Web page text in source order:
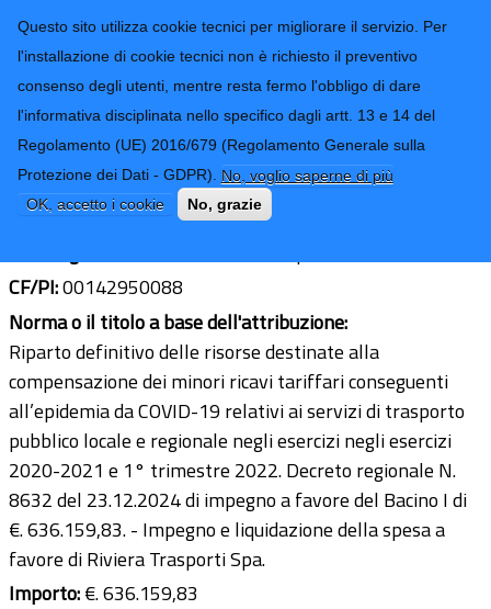
Questo sito utilizza cookie tecnici per migliorare il servizio. Per
l'installazione di cookie tecnici non è richiesto il preventivo
consenso degli utenti, mentre resta fermo l'obbligo di dare
l'informativa disciplinata nello specifico dagli artt. 13 e 14 del
Regolamento (UE) 2016/679 (Regolamento Generale sulla
Protezione dei Dati - GDPR). No, voglio saperne di più
OK, accetto i cookie
No, grazie
Provincia di
Imperia
CONTATTI-URP
TRASPARENZA
Form di ricerca
Riviera Trasporti Spa
Ultimo aggiornamento: 21/02/2025 - 09:09
CF/PI:00142950088
Norma o il titolo a base dell'attribuzione:
Riparto definitivo delle risorse destinate alla
compensazione dei minori ricavi tariffari conseguenti
all’epidemia da COVID-19 relativi ai servizi di trasporto
pubblico locale e regionale negli esercizi negli esercizi
2020-2021 e 1° trimestre 2022. Decreto regionale N.
8632 del 23.12.2024 di impegno a favore del Bacino I di
€. 636.159,83. - Impegno e liquidazione della spesa a
favore di Riviera Trasporti Spa.
Importo:€. 636.159,83